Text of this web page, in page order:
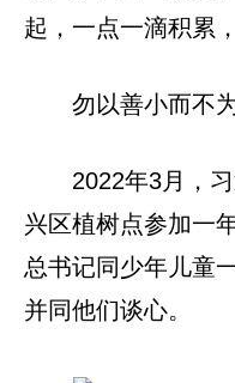
起，一点一滴积累
勿以善小而不
2022年3月，
兴区植树点参加一
总书记同少年儿童
并同他们谈心。